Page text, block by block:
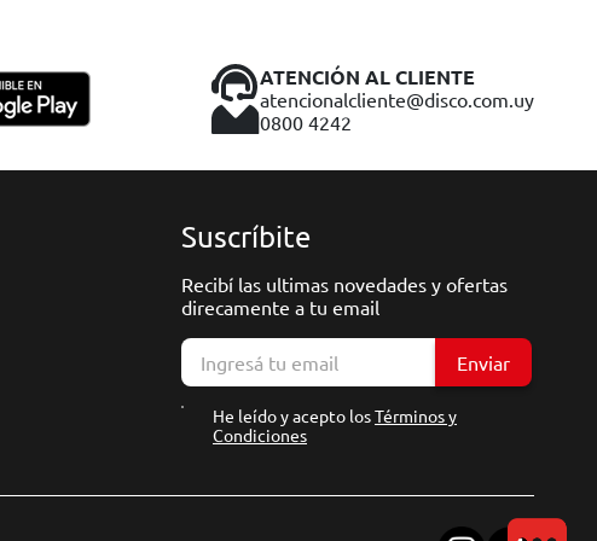
ATENCIÓN AL CLIENTE
atencionalcliente@disco.com.uy
0800 4242
Suscríbite
Recibí las ultimas novedades y ofertas
direcamente a tu email
Enviar
He leído y acepto losTérminos y
Condiciones